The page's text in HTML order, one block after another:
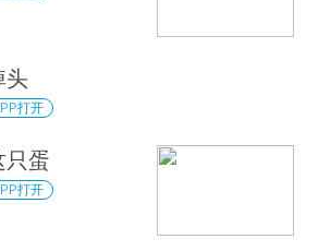
头
打开
只蛋
打开